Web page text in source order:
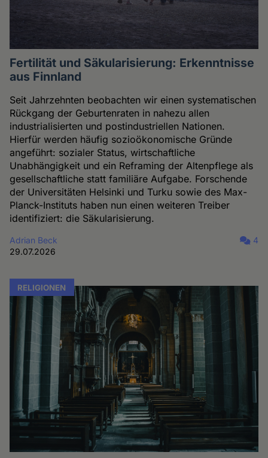
Fertilität und Säkularisierung: Erkenntnisse
aus Finnland
Seit Jahrzehnten beobachten wir einen systematischen
Rückgang der Geburtenraten in nahezu allen
industrialisierten und postindustriellen Nationen.
Hierfür werden häufig sozioökonomische Gründe
angeführt: sozialer Status, wirtschaftliche
Unabhängigkeit und ein Reframing der Altenpflege als
gesellschaftliche statt familiäre Aufgabe. Forschende
der Universitäten Helsinki und Turku sowie des Max-
Planck-Instituts haben nun einen weiteren Treiber
identifiziert: die Säkularisierung.
Adrian Beck
29.07.2026
4
RELIGIONEN